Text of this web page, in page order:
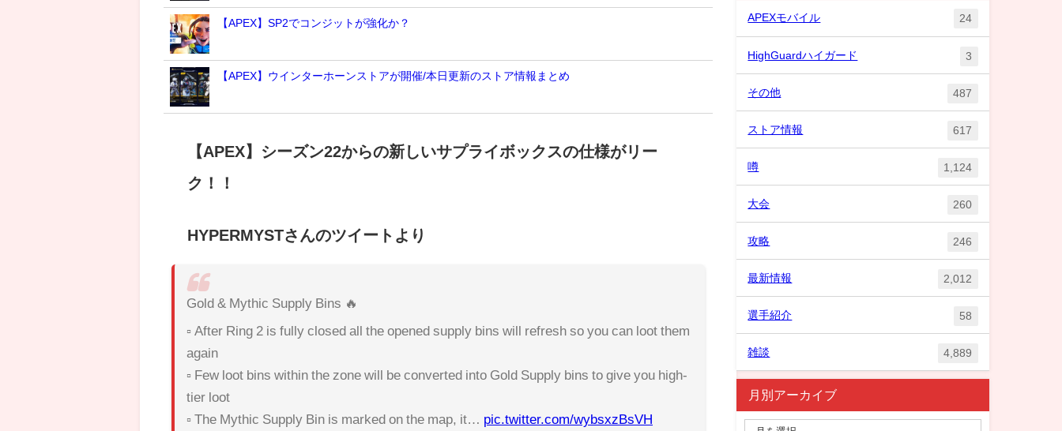
【APEX】SP2でコンジットが強化か？
【APEX】ウインターホーンストアが開催/本日更新のストア情報まとめ
【APEX】シーズン22からの新しいサプライボックスの仕様がリー
ク！！
HYPERMYSTさんのツイートより
Gold & Mythic Supply Bins 🔥
▫ After Ring 2 is fully closed all the opened supply bins will refresh so you can loot them
again
▫ Few loot bins within the zone will be converted into Gold Supply bins to give you high-
tier loot
▫ The Mythic Supply Bin is marked on the map, it… pic.twitter.com/wybsxzBsVH
APEXモバイル 24
HighGuardハイガード 3
その他 487
ストア情報 617
噂 1,124
大会 260
攻略 246
最新情報 2,012
選手紹介 58
雑談 4,889
月別アーカイブ